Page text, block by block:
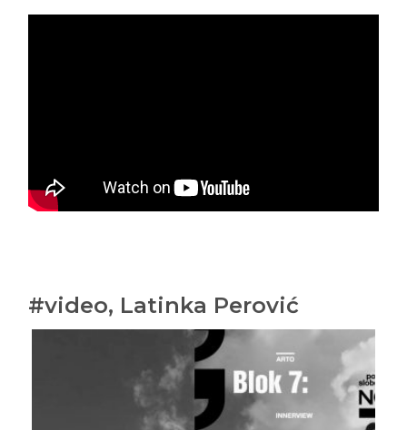
#video, Latinka Perović